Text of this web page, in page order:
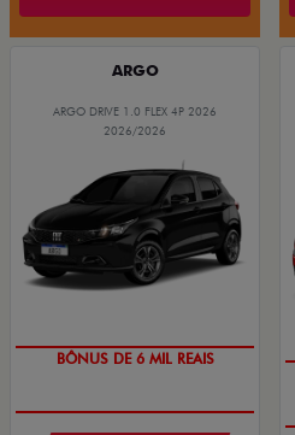
ARGO
ARGO DRIVE 1.0 FLEX 4P 2026
2026/2026
BÔNUS DE 6 MIL REAIS